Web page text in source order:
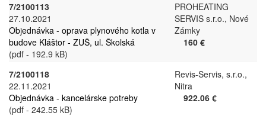
7/2100113
27.10.2021
Objednávka - oprava plynového kotla v
budove Kláštor - ZUŠ, ul. Školská
(pdf - 192.9 kB)
PROHEATING
SERVIS s.r.o., Nové
Zámky
160 €
7/2100118
22.11.2021
Objednávka - kancelárske potreby
(pdf - 242.55 kB)
Revis-Servis, s.r.o.,
Nitra
922.06 €